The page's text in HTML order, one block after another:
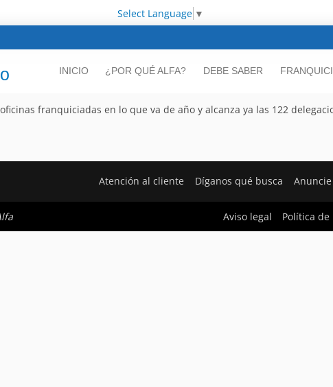
Select Language ▼
INICIO ¿POR QUÉ ALFA? DEBE SABER
franquiciadas en lo que va de año y alcanza ya las 122
Atención al cliente Díganos qué busca
Aviso legal Política de